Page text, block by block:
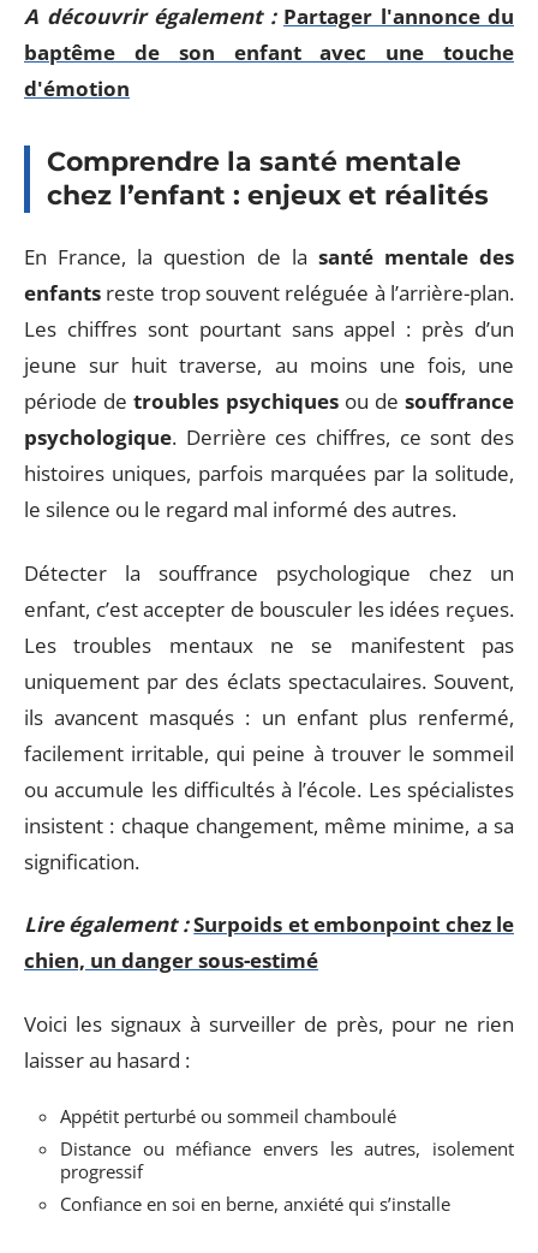
A découvrir également : Partager l'annonce du
baptême de son enfant avec une touche
d'émotion
Comprendre la santé mentale
chez l’enfant : enjeux et réalités
En France, la question de la santé mentale des
enfants reste trop souvent reléguée à l’arrière-plan.
Les chiffres sont pourtant sans appel : près d’un
jeune sur huit traverse, au moins une fois, une
période detroubles psychiquesou desouffrance
psychologique. Derrière ces chiffres, ce sont des
histoires uniques, parfois marquées par la solitude,
le silence ou le regard mal informé des autres.
Détecter la souffrance psychologique chez un
enfant, c’est accepter de bousculer les idées reçues.
Les troubles mentaux ne se manifestent pas
uniquement par des éclats spectaculaires. Souvent,
ils avancent masqués : un enfant plus renfermé,
facilement irritable, qui peine à trouver le sommeil
ou accumule les difficultés à l’école. Les spécialistes
insistent : chaque changement, même minime, a sa
signification.
Lire également :Surpoids et embonpoint chez le
chien, un danger sous-estimé
Voici les signaux à surveiller de près, pour ne rien
laisser au hasard :
Appétit perturbé ou sommeil chamboulé
Distance ou méfiance envers les autres, isolement
progressif
Confiance en soi en berne, anxiété qui s’installe